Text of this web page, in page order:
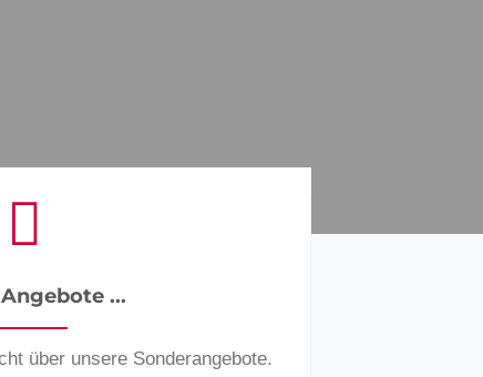
...
über unsere Sonderangebote.